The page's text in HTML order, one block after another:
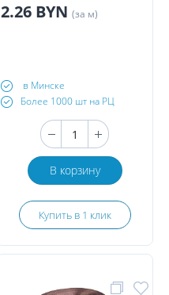
2.26 BYN (за м)
в Минске
Более 1000 шт на РЦ
В корзину
Купить в 1 клик